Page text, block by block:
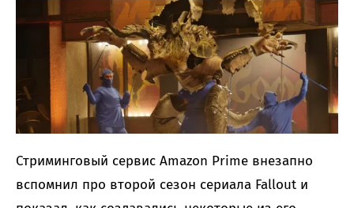
Стриминговый сервис Amazon Prime внезапно
вспомнил про второй сезон сериала Fallout и